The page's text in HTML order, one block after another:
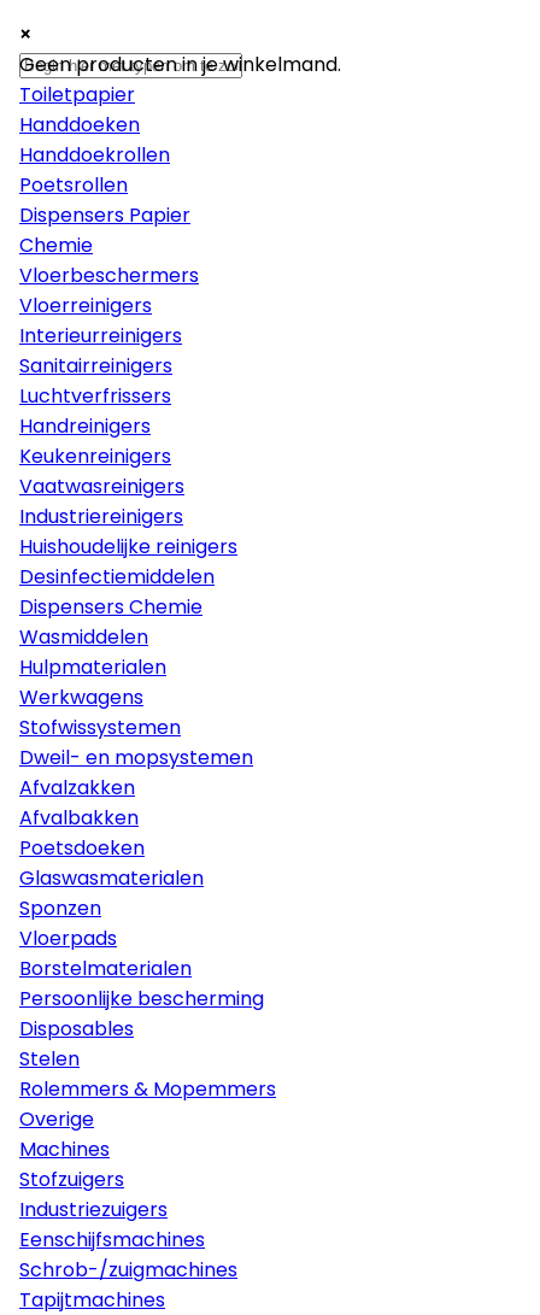
×
Papier
Toiletpapier
Handdoeken
Handdoekrollen
Poetsrollen
Dispensers Papier
Chemie
Vloerbeschermers
Vloerreinigers
Interieurreinigers
Sanitairreinigers
Luchtverfrissers
Handreinigers
Keukenreinigers
Vaatwasreinigers
Industriereinigers
Huishoudelijke reinigers
Desinfectiemiddelen
Dispensers Chemie
Wasmiddelen
Hulpmaterialen
Werkwagens
Stofwissystemen
Dweil- en mopsystemen
Afvalzakken
Afvalbakken
Poetsdoeken
Glaswasmaterialen
Sponzen
Vloerpads
Borstelmaterialen
Persoonlijke bescherming
Disposables
Stelen
Rolemmers & Mopemmers
Overige
Machines
Stofzuigers
Industriezuigers
Eenschijfsmachines
Schrob-/zuigmachines
Tapijtmachines
×
×
Geen producten in je winkelmand.